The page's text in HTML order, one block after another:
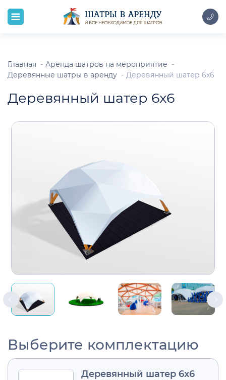
Главная
Аренда шатров на мероприятие
Деревянные шатры в аренду
Деревянный шатер 6x6
Деревянный шатер 6x6
Выберите комплектацию
Деревянный шатер 6x6